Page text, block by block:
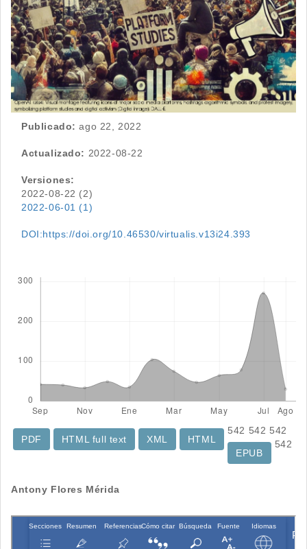
Publicado: ago 22, 2022
Actualizado: 2022-08-22
Versiones:
2022-08-22 (2)
2022-06-01 (1)
DOI:https://doi.org/10.46530/virtualis.v13i24.393
542
PDF
542
HTML full text
XML
542
HTML
542
EPUB
Contenido
principal
Antony Flores Mérida